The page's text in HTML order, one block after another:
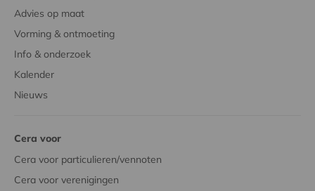
Advies op maat
Vorming & ontmoeting
Info & onderzoek
Kalender
Nieuws
Cera voor
Cera voor particulieren/vennoten
Cera voor verenigingen